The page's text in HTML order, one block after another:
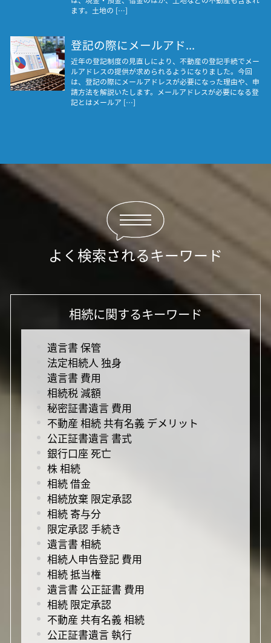
ます。土地の […]
登記の際にメールアド...
近年の登記制度の見直しにより、不動産の登記手続でメー
ルアドレスの提供が求められるようになりました。今回
は、登記の際にメールアドレスが必要になった理由や、申
請方法を解説いたします。メールアドレスが必要になる登
記とはメールア […]
よく検索されるキーワード
相続に関するキーワード
遺言書 保管
法定相続人 独身
遺言書 費用
相続税 減額
秘密証書遺言 費用
不動産 相続 共有名義 デメリット
公正証書遺言 書式
銀行口座 死亡
株 相続
相続 借金
相続放棄 限定承認
相続 寄与分
限定承認 手続き
遺言書 相続
相続人申告登記 費用
相続 抵当権
遺言書 公正証書 費用
相続 限定承認
不動産 共有名義 相続
公正証書遺言 執行